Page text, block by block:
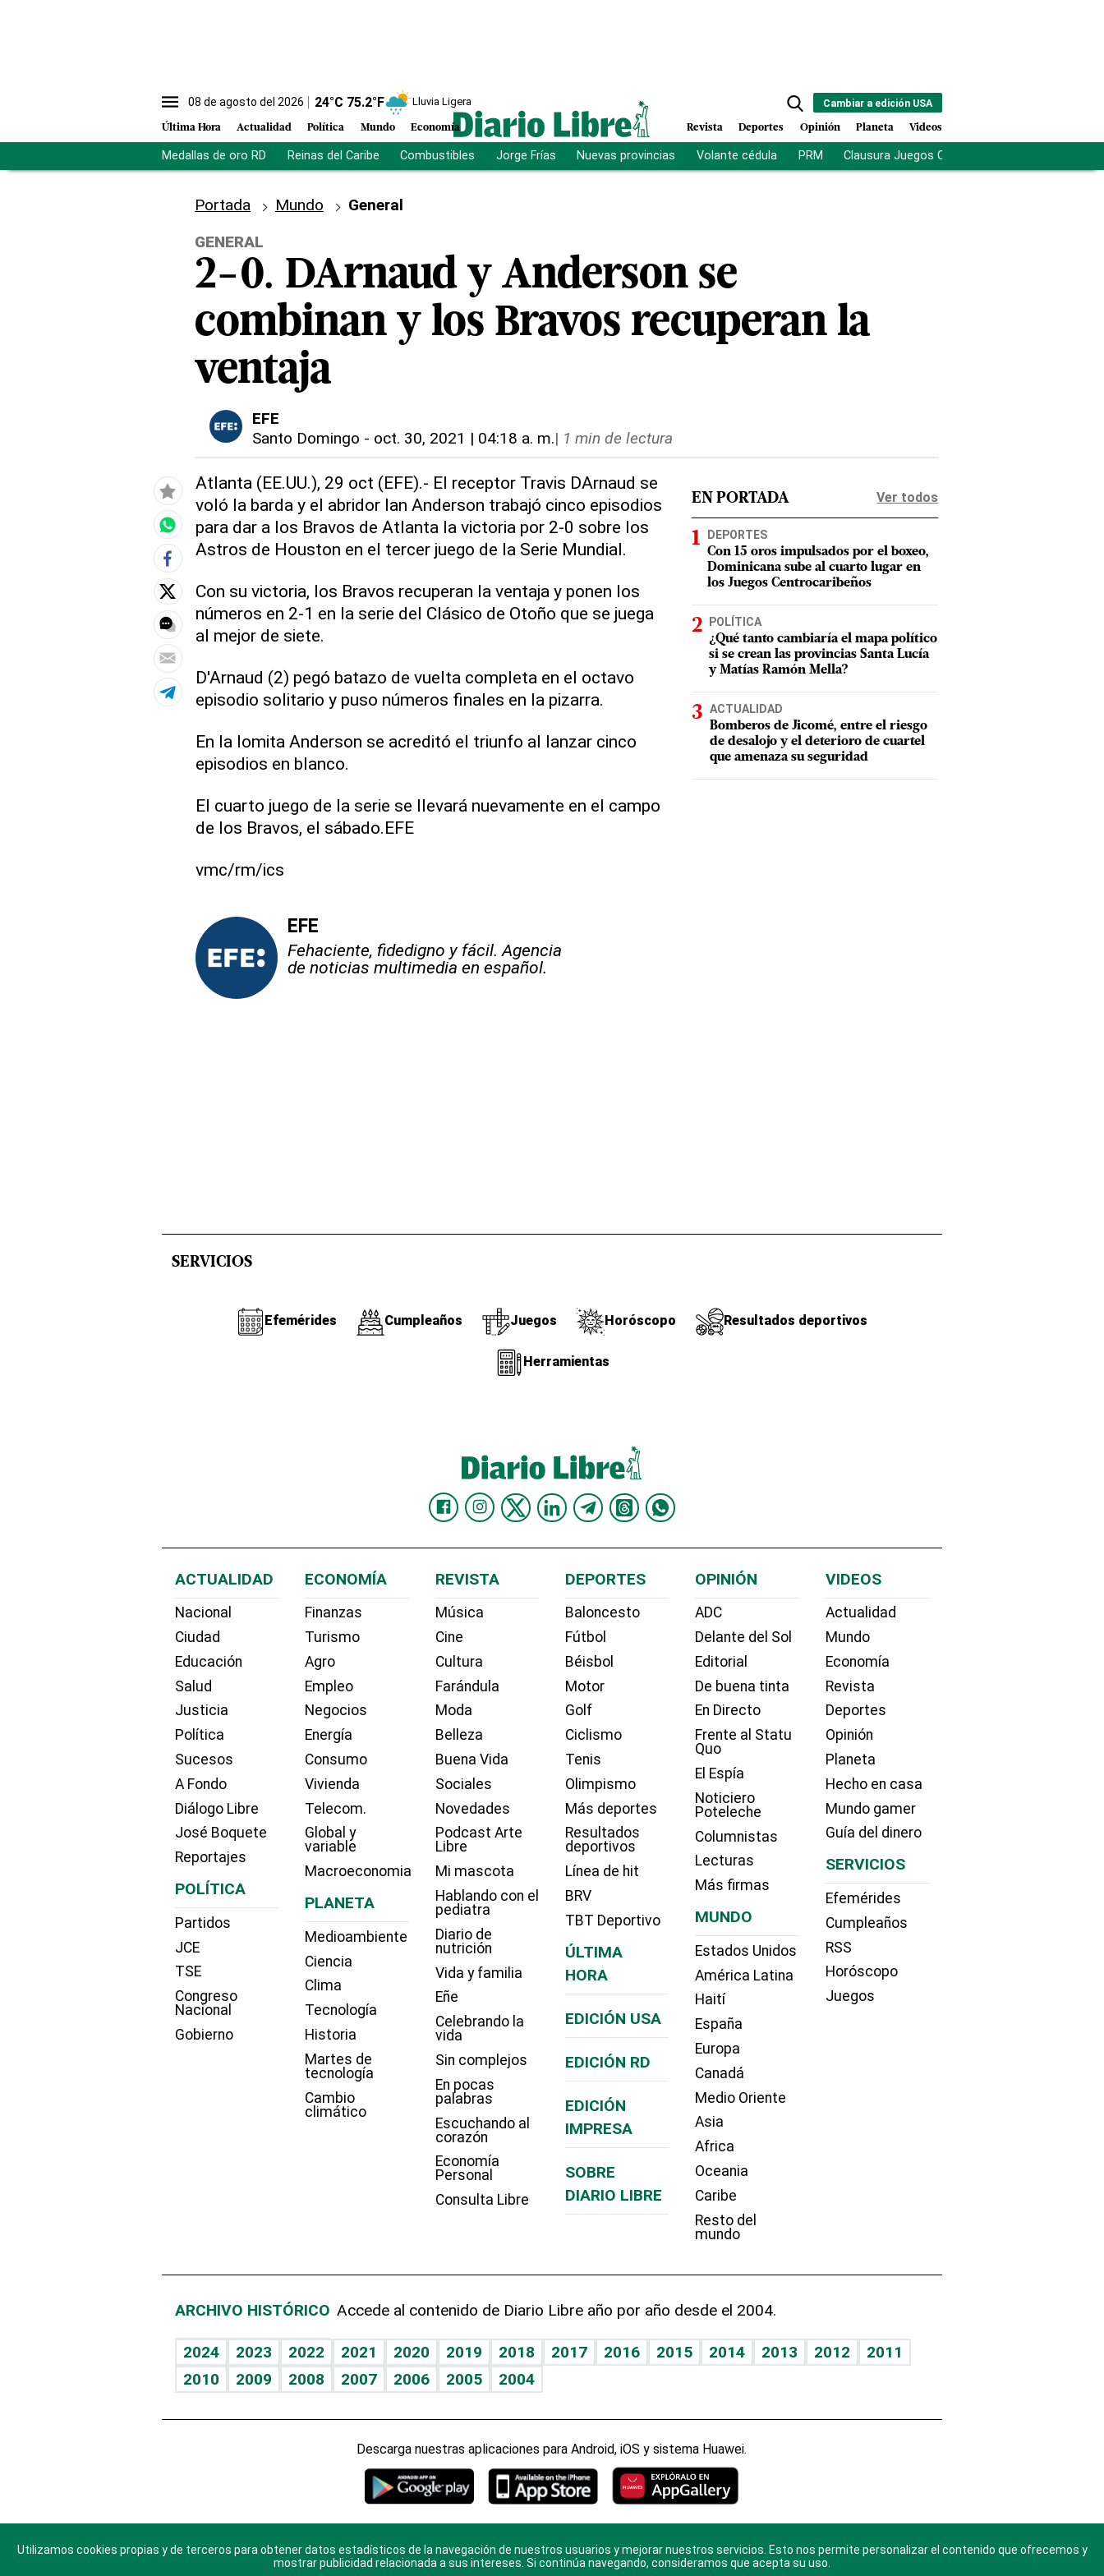
08 de agosto del 2026 24°C 75.2°F Lluvia Ligera
Última Hora Actualidad Política Mundo Economía
Cambiar a edición USA
Revista Deportes Opinión Planeta Videos
Medallas de oro RD Reinas del Caribe Combustibles Jorge Frías Nuevas provincias Volante cédula PRM Clausura Juegos Centroamericanos
Portada Mundo
General
GENERAL
2-0. DArnaud y Anderson se
combinan y los Bravos recuperan la
ventaja
EFE
Santo Domingo - oct. 30, 2021 | 04:18 a. m.| 1 min de lectura
Atlanta (EE.UU.), 29 oct (EFE).- El receptor Travis DArnaud se
voló la barda y el abridor Ian Anderson trabajó cinco episodios
para dar a los Bravos de Atlanta la victoria por 2-0 sobre los
Astros de Houston en el tercer juego de la Serie Mundial.
Con su victoria, los Bravos recuperan la ventaja y ponen los
números en 2-1 en la serie del Clásico de Otoño que se juega
al mejor de siete.
D'Arnaud (2) pegó batazo de vuelta completa en el octavo
episodio solitario y puso números finales en la pizarra.
En la lomita Anderson se acreditó el triunfo al lanzar cinco
episodios en blanco.
El cuarto juego de la serie se llevará nuevamente en el campo
de los Bravos, el sábado.EFE
vmc/rm/ics
EFE
Fehaciente, fidedigno y fácil. Agencia
de noticias multimedia en español.
EN PORTADA Ver todos
DEPORTES
Con 15 oros impulsados por el boxeo,
Dominicana sube al cuarto lugar en
los Juegos Centrocaribeños
POLÍTICA
¿Qué tanto cambiaría el mapa político
si se crean las provincias Santa Lucía
y Matías Ramón Mella?
ACTUALIDAD
Bomberos de Jicomé, entre el riesgo
de desalojo y el deterioro de cuartel
que amenaza su seguridad
SERVICIOS
Efemérides Cumpleaños Juegos Horóscopo Resultados deportivos
Herramientas
ACTUALIDAD
Nacional
Ciudad
Educación
Salud
Justicia
Política
Sucesos
A Fondo
Diálogo Libre
José Boquete
Reportajes
POLÍTICA
Partidos
JCE
TSE
Congreso
Nacional
Gobierno
ECONOMÍA
Finanzas
Turismo
Agro
Empleo
Negocios
Energía
Consumo
Vivienda
Telecom.
Global y
variable
Macroeconomia
PLANETA
Medioambiente
Ciencia
Clima
Tecnología
Historia
Martes de
tecnología
Cambio
climático
REVISTA
Música
Cine
Cultura
Farándula
Moda
Belleza
Buena Vida
Sociales
Novedades
Podcast Arte
Libre
Mi mascota
Hablando con el
pediatra
Diario de
nutrición
Vida y familia
Eñe
Celebrando la
vida
Sin complejos
En pocas
palabras
Escuchando al
corazón
Economía
Personal
Consulta Libre
DEPORTES
Baloncesto
Fútbol
Béisbol
Motor
Golf
Ciclismo
Tenis
Olimpismo
Más deportes
Resultados
deportivos
Línea de hit
BRV
TBT Deportivo
ÚLTIMA
HORA
EDICIÓN USA
EDICIÓN RD
EDICIÓN
IMPRESA
SOBRE
DIARIO LIBRE
OPINIÓN
ADC
Delante del Sol
Editorial
De buena tinta
En Directo
Frente al Statu
Quo
El Espía
Noticiero
Poteleche
Columnistas
Lecturas
Más firmas
MUNDO
Estados Unidos
América Latina
Haití
España
Europa
Canadá
Medio Oriente
Asia
Africa
Oceania
Caribe
Resto del
mundo
VIDEOS
Actualidad
Mundo
Economía
Revista
Deportes
Opinión
Planeta
Hecho en casa
Mundo gamer
Guía del dinero
SERVICIOS
Efemérides
Cumpleaños
RSS
Horóscopo
Juegos
ARCHIVO HISTÓRICO Accede al contenido de Diario Libre año por año desde el 2004.
2024 2023 2022 2021 2020 2019 2018 2017 2016 2015 2014 2013 2012
2011
2010
2009 2008 2007 2006 2005 2004
Descarga nuestras aplicaciones para Android, iOS y sistema Huawei.
© 2025 Diario Libre, todos los derechos reservados. Consulta elAviso Legal . Ponte
Utilizamos cookies propias y de terceros para obtener datos estadísticos de la navegación de nuestros usuarios y mejorar nuestros servicios. Esto nos permite personalizar el contenido que ofrecemos y
mostrar publicidad relacionada a sus intereses. Si continúa navegando, consideramos que acepta su uso.